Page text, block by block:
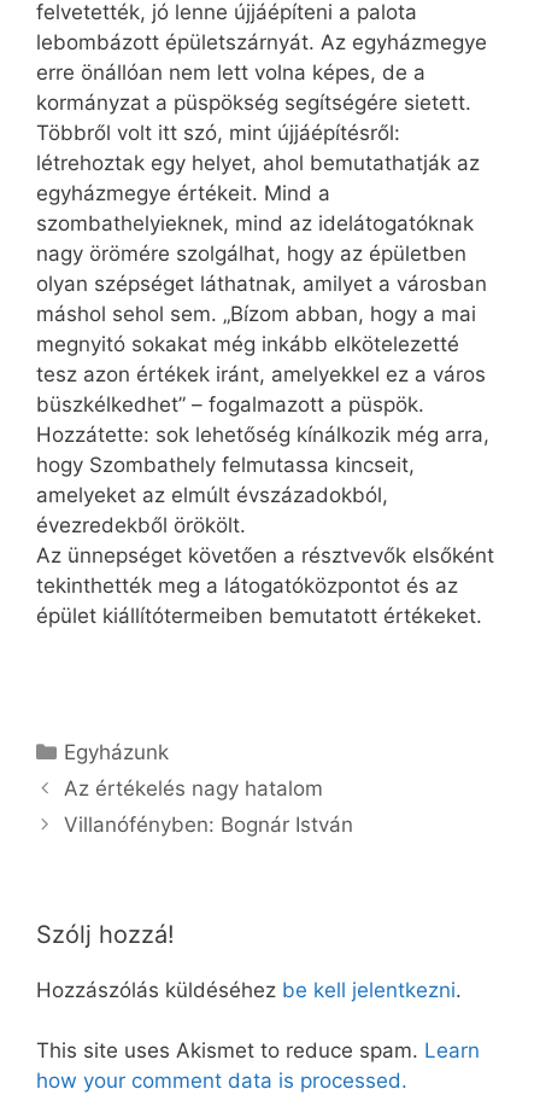
felvetették, jó lenne újjáépíteni a palota
lebombázott épületszárnyát. Az egyházmegye
erre önállóan nem lett volna képes, de a
kormányzat a püspökség segítségére sietett.
Többről volt itt szó, mint újjáépítésről:
létrehoztak egy helyet, ahol bemutathatják az
egyházmegye értékeit. Mind a
szombathelyieknek, mind az idelátogatóknak
nagy örömére szolgálhat, hogy az épületben
olyan szépséget láthatnak, amilyet a városban
máshol sehol sem. „Bízom abban, hogy a mai
megnyitó sokakat még inkább elkötelezetté
tesz azon értékek iránt, amelyekkel ez a város
büszkélkedhet” – fogalmazott a püspök.
Hozzátette: sok lehetőség kínálkozik még arra,
hogy Szombathely felmutassa kincseit,
amelyeket az elmúlt évszáza­dokból,
évezredekből örökölt.
Az ünnepséget követően a résztvevők elsőként
tekinthették meg a látogatóközpontot és az
épület kiállítótermeiben bemutatott értékeket.
Kategória
Egyházunk
Az értékelés nagy hatalom
Villanófényben: Bognár István
Szólj hozzá!
Hozzászólás küldéséhez be kell jelentkezni.
This site uses Akismet to reduce spam. Learn
how your comment data is processed.